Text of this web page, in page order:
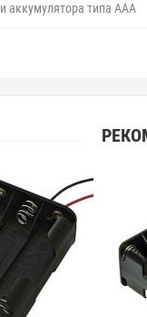
аккумулятора типа ААA